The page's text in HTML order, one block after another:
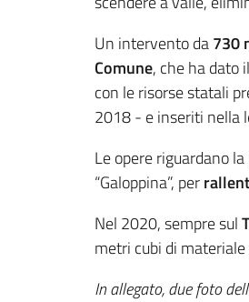
Un intervento da730
Comune, che ha dato
con le risorse statali
2018 - e inseriti nella
Le opere riguardano la
“Galoppina”, per
Nel 2020, sempre sul
metri cubi di
In allegato, due foto